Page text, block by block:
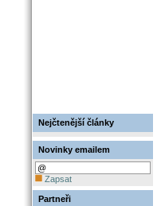
Nejčtenější články
Novinky emailem
Zapsat
Partneři